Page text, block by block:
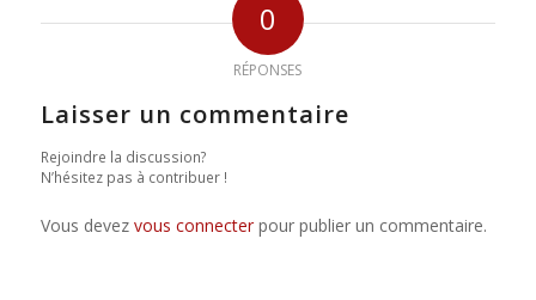
0
RÉPONSES
Laisser un commentaire
Rejoindre la discussion?
N’hésitez pas à contribuer !
Vous devez vous connecterpour publier un commentaire.